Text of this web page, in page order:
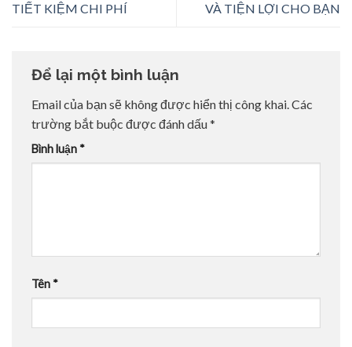
TIẾT KIỆM CHI PHÍ
VÀ TIỆN LỢI CHO BẠN
Để lại một bình luận
Email của bạn sẽ không được hiển thị công khai.Các
trường bắt buộc được đánh dấu*
Bình luận *
Tên *